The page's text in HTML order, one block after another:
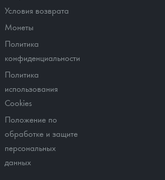
Условия возврата
Монеты
Политика
конфиденциальности
Политика
использования
Cookies
Положение по
обработке и защите
персональных
данных